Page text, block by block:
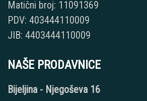
Matični broj: 11091369
PDV: 403444110009
JIB: 4403444110009
NAŠE PRODAVNICE
Bijeljina - Njegoševa 16